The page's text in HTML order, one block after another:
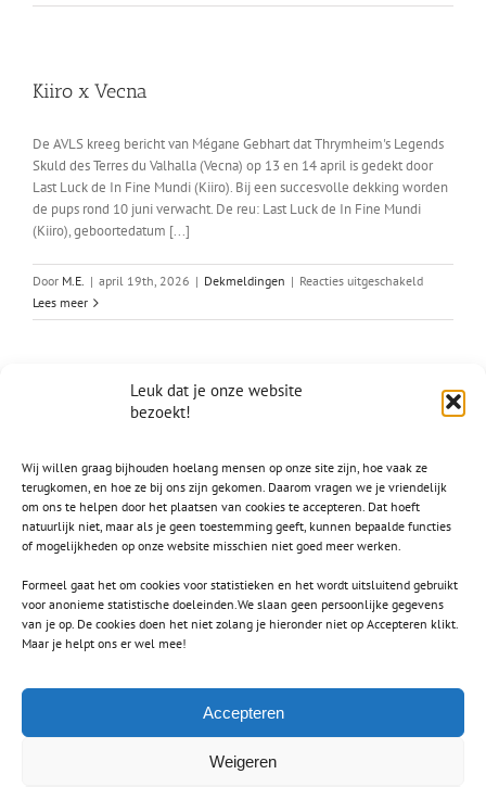
Leuk dat je onze website
bezoekt!
Wij willen graag bijhouden hoelang mensen op onze site zijn, hoe vaak ze
terugkomen, en hoe ze bij ons zijn gekomen. Daarom vragen we je vriendelijk
om ons te helpen door het plaatsen van cookies te accepteren. Dat hoeft
natuurlijk niet, maar als je geen toestemming geeft, kunnen bepaalde functies
of mogelijkheden op onze website misschien niet goed meer werken.
Formeel gaat het om cookies voor statistieken en het wordt uitsluitend gebruikt
voor anonieme statistische doeleinden.We slaan geen persoonlijke gegevens
van je op. De cookies doen het niet zolang je hieronder niet op Accepteren klikt.
Maar je helpt ons er wel mee!
Accepteren
Weigeren
is
Kiiro x Vecna
De AVLS kreeg bericht van Mégane Gebhart dat Thrymheim's Legends
Skuld des Terres du Valhalla (Vecna) op 13 en 14 april is gedekt door
Last Luck de In Fine Mundi (Kiiro). Bij een succesvolle dekking worden
de pups rond 10 juni verwacht. De reu: Last Luck de In Fine Mundi
(Kiiro), geboortedatum [...]
Door M.E. | april 19th, 2026 | Dekmeldingen | Reacties uitgeschakeldvoor
x
Lees meer
Jaarvergadering
veel te bepreken, Het jaarverslag en het financieel verslag over het
afgelopen boekjaar werden goedgekeurd. Wijzigingen in de Statuten
werden aangebracht i.v.m. de WBTR, de Wet Bestuur en Toezicht
Rechtspersonen alsmede enige wijzigingen in het Huishoudelijk
Door M.E. april 13th, 2026 Algemeen nieuws | Reacties uitgeschakeld
Lees meer
Vorige 1 2 3 Volgende